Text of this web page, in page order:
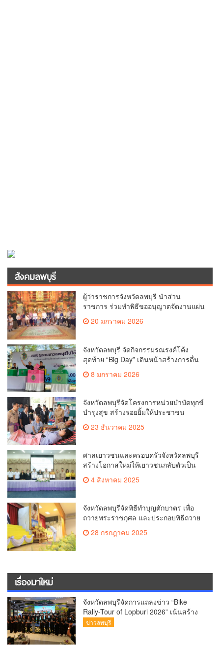
สังคมลพบุรี
ผู้ว่าราชการจังหวัดลพบุรี นำส่วน
ราชการ ร่วมทำพิธีขออนุญาตจัดงานแผ่น
ดินสมเด็จพระนารายณ์มหาราช ครั้งที่ 38
ประจำปี 2569 ณ สถานที่ศักดิ์สิทธิ์สำคัญ
มงคลแก่คณะกรรมการผู้จัดงาน
20 มกราคม 2026
จังหวัดลพบุรี จัดกิจกรรมรณรงค์โค้ง
สุดท้าย “Big Day” เดินหน้าสร้างการตื่น
เลือกตั้งสมาชิกสภา และนายกองค์การ
จังหวัด เน้นย้ำ”เลือกตั้งโปร่งใส ใช้สิทธิ
อย่างสุจริต”
8 มกราคม 2026
จังหวัดลพบุรีจัดโครงการหน่วยบำบัดทุกข์
บำรุงสุข สร้างรอยยิ้มให้ประชาชน
23 ธันวาคม 2025
ศาลเยาวชนและครอบครัวจังหวัดลพบุรี
สร้างโอกาสใหม่ให้เยาวชนกลับตัวเป็น
คนดีของสังคม จัดโครงการ “MY NEW
WAY”4 สิงหาคม 2025
จังหวัดลพบุรีจัดพิธีทำบุญตักบาตร เพื่อ
ถวายพระราชกุศล และประกอบพิธีถวาย
สัตย์ปฏิญาณเพื่อเป็นข้าราชการที่ดีเนื่อง
ในโอกาสวันเฉลิมพระชนมพรรษาของ
28 กรกฎาคม 2025
เรื่องมาใหม่
จังหวัดลพบุรีจัดการแถลงข่าว “Bike
Rally-Tour of Lopburi 2026” เน้นสร้าง
“ประสบการณ์ครบวงจร”
ข่าวลพบุรี